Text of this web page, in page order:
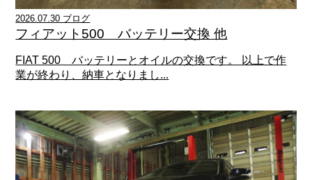
2026.07.30 ブログ
フィアット500 バッテリー交換 他
FIAT 500 バッテリーとオイルの交換です。 以上で作
業が終わり、納車となりまし...